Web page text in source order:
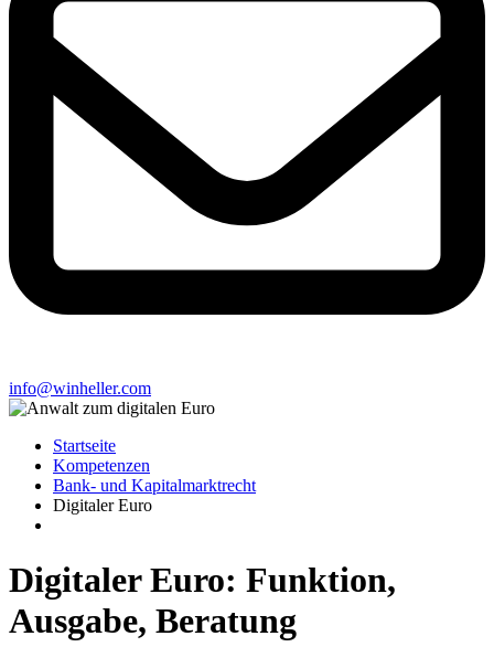
info@winheller.com
Startseite
Kompetenzen
Bank- und Kapitalmarktrecht
Digitaler Euro
Digitaler Euro: Funktion,
Ausgabe, Beratung